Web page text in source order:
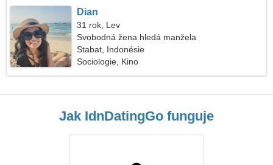
Dian
31 rok, Lev
Svobodná žena hledá manžela
Stabat, Indonésie
Sociologie, Kino
Jak IdnDatingGo funguje